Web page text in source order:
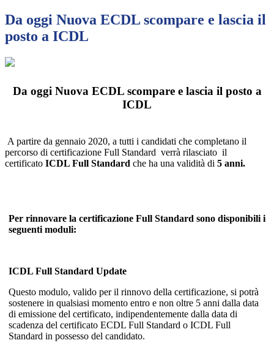
Da oggi Nuova ECDL scompare e lascia il
posto a ICDL
Da oggi Nuova ECDL scompare e lascia il posto a
ICDL
A partire da gennaio 2020, a tutti i candidati che completano il
percorso di certificazione Full Standard verrà rilasciato il
certificato ICDL Full Standard che ha una validità di 5 anni.
Per rinnovare la certificazione Full Standard sono disponibili i
seguenti moduli:
ICDL Full Standard Update
Questo modulo, valido per il rinnovo della certificazione, si potrà
sostenere in qualsiasi momento entro e non oltre 5 anni dalla data
di emissione del certificato, indipendentemente dalla data di
scadenza del certificato ECDL Full Standard o ICDL Full
Standard in possesso del candidato.